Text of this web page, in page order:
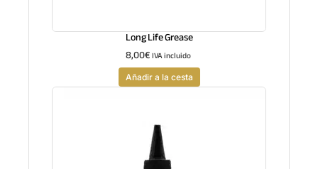
Long Life Grease
8,00€IVA incluido
Añadir a la cesta